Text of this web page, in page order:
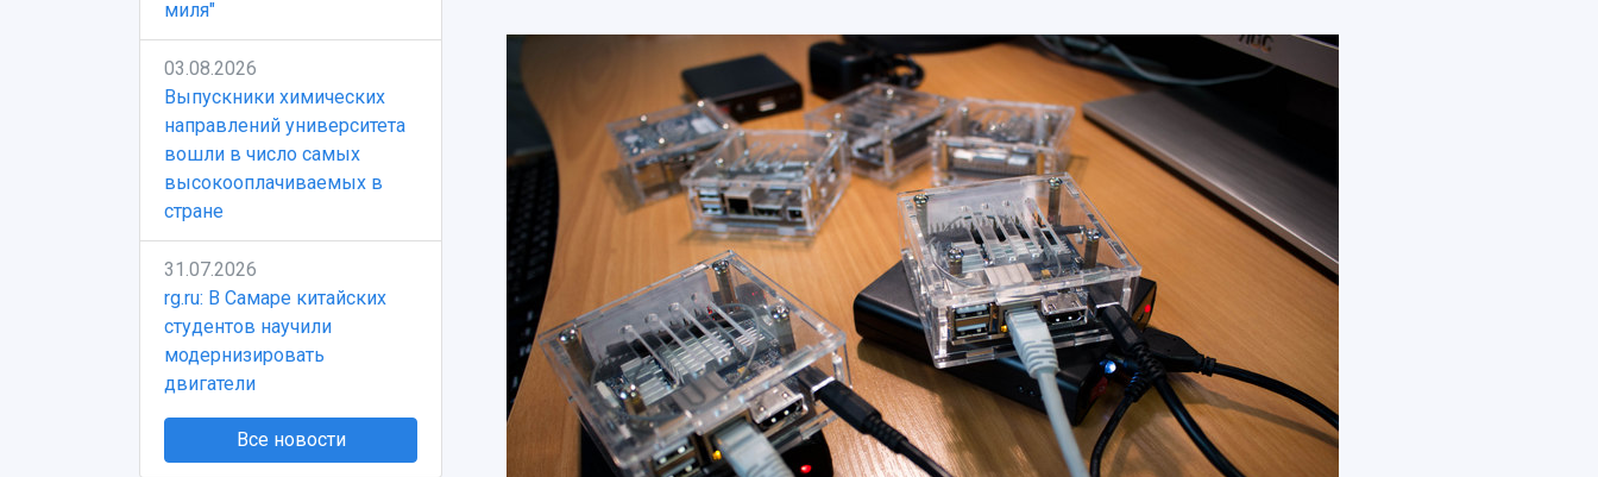
миля"
03.08.2026
Выпускники химических
направлений университета
вошли в число самых
высокооплачиваемых в
стране
31.07.2026
rg.ru: В Самаре китайских
студентов научили
модернизировать
двигатели
Все новости